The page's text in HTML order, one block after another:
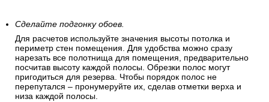
Сделайте подгонку обоев.
Для расчетов используйте значения высоты потолка и
периметр стен помещения. Для удобства можно сразу
нарезать все полотнища для помещения, предварительно
посчитав высоту каждой полосы. Обрезки полос могут
пригодиться для резерва. Чтобы порядок полос не
перепутался – пронумеруйте их, сделав отметки верха и
низа каждой полосы.